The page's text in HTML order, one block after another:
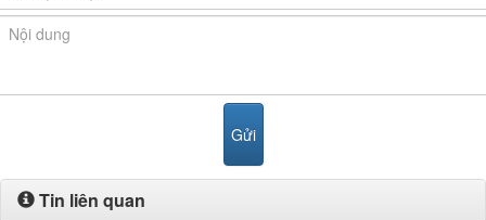
Tin liên quan